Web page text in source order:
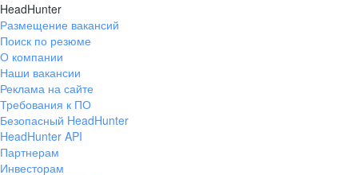
HeadHunter
Размещение вакансий
Поиск по резюме
О компании
Наши вакансии
Реклама на сайте
Требования к ПО
Безопасный HeadHunter
HeadHunter API
Партнерам
Инвесторам